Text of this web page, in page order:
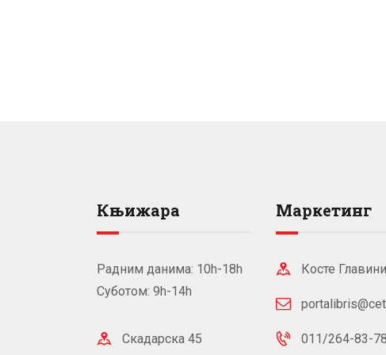
Књижара
Радним данима: 10h-18h
Суботом: 9h-14h
Скадарска 45
Маркетинг
Косте
011/264-83-78